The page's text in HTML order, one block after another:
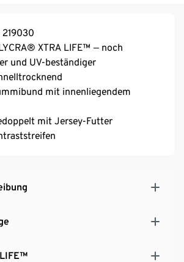
XTRA LIFE™ ‒ noch
und UV-beständiger
mit innenliegendem
mit Jersey-Futter